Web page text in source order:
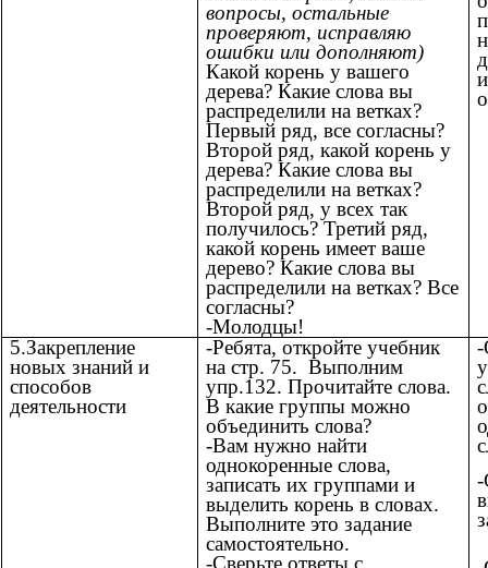
вопросы, остальные
проверяют, исправляю
ошибки или дополняют)
Какой корень у вашего
дерева? Какие слова вы
распределили на ветках?
Первый ряд, все согласны?
Второй ряд, какой корень у
дерева? Какие слова вы
распределили на ветках?
Второй ряд, у всех так
получилось? Третий ряд,
какой корень имеет ваше
дерево? Какие слова вы
распределили на ветках? Все
согласны?
-Молодцы!
5.Закрепление
новых знаний и
способов
деятельности
-Ребята, откройте учебник
на стр. 75. Выполним
упр.132. Прочитайте слова.
В какие группы можно
объединить слова?
-Вам нужно найти
однокоренные слова,
записать их группами и
выделить корень в словах.
Выполните это задание
самостоятельно.
-Сверьте ответы с
-
-